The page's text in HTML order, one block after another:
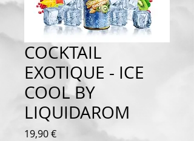
COCKTAIL
EXOTIQUE - ICE
COOL BY
LIQUIDAROM
19,90 €Prix